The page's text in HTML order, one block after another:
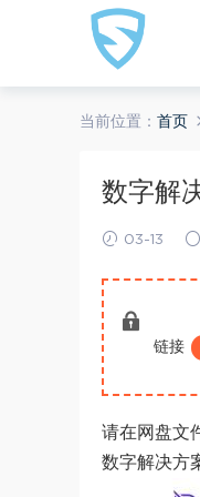
当前位置： 首页
数字解
03-13
链接
请在网盘文
数字解决方